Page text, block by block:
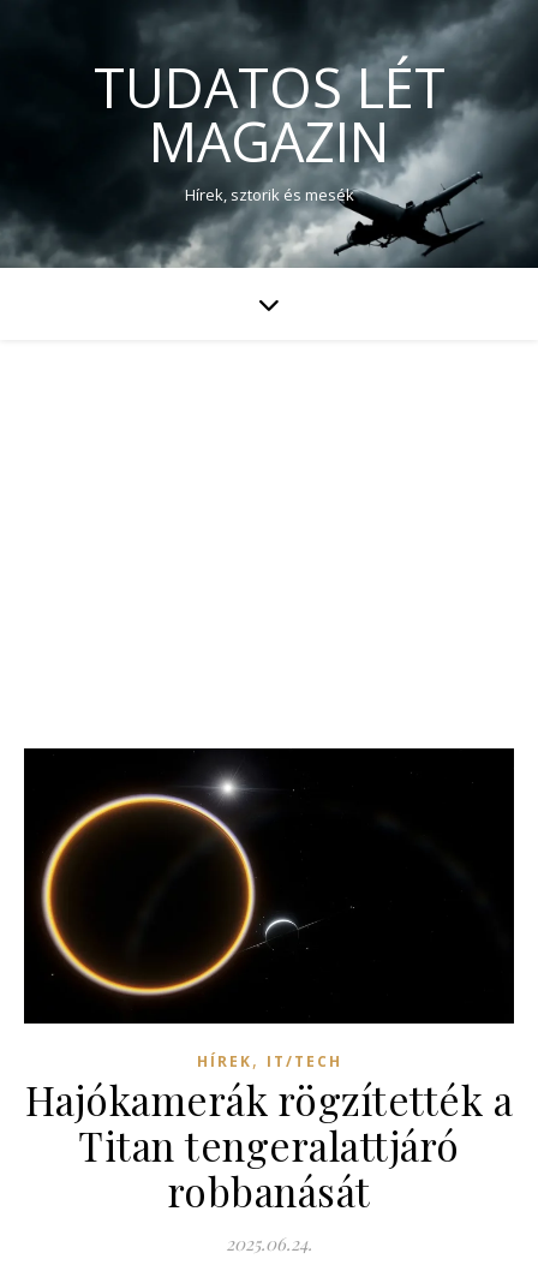
TUDATOS LÉT
MAGAZIN
Hírek, sztorik és mesék
HÍREK, IT/TECH
Hajókamerák rögzítették a
Titan tengeralattjáró
robbanását
2025.06.24.